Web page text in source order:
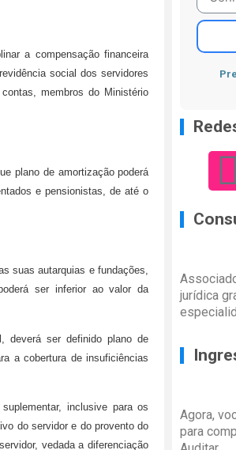
a compensação financeira
social dos servidores
membros do Ministério
plano de amortização poderá
e pensionistas, de até o
suas autarquias e fundações,
ser inferior ao valor da
deverá ser definido plano de
a cobertura de insuficiências
inclusive para os
do servidor e do provento do
vedada a diferenciação
jurídica
Agora,
para